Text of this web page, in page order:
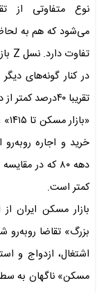
نوع متفاوتی از
در کنار گونه‌های
تقریبا ۴۰درصد کمتر از دوره «انفجار تقاضای خانه» است.
کمتر است.
بزرگ» تقاضا
اشتغال، ازدواج و